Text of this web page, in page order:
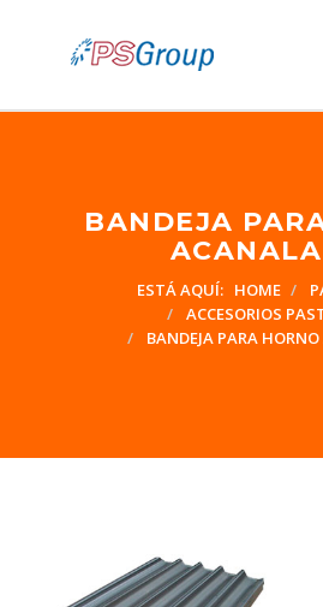
BANDEJA
ESTÁ AQUÍ: HOME
ACCESORIOS
BANDEJA PARA